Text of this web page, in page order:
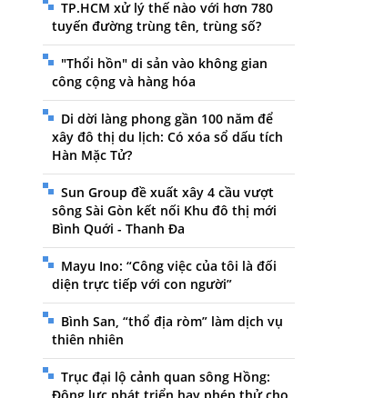
TP.HCM xử lý thế nào với hơn 780
tuyến đường trùng tên, trùng số?
"Thổi hồn" di sản vào không gian
công cộng và hàng hóa
Di dời làng phong gần 100 năm để
xây đô thị du lịch: Có xóa sổ dấu tích
Hàn Mặc Tử?
Sun Group đề xuất xây 4 cầu vượt
sông Sài Gòn kết nối Khu đô thị mới
Bình Quới - Thanh Đa
Mayu Ino: “Công việc của tôi là đối
diện trực tiếp với con người”
Bình San, “thổ địa ròm” làm dịch vụ
thiên nhiên
Trục đại lộ cảnh quan sông Hồng: